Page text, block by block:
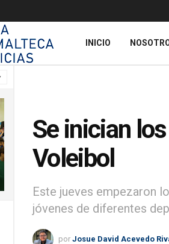
INICIO
Se inician
Voleibol
Este jueves empezaron
jóvenes de diferentes
por Josue David Acevedo